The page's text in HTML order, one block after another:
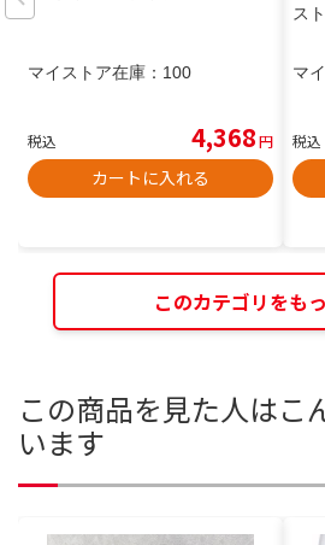
マイストア在庫： 100
税込 4,368円
カートに入れる
ス
マ
税込
このカテゴリをも
この商品を見た人はこ
います